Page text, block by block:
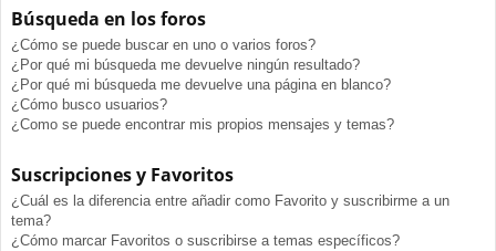
Búsqueda en los foros
¿Cómo se puede buscar en uno o varios foros?
¿Por qué mi búsqueda me devuelve ningún resultado?
¿Por qué mi búsqueda me devuelve una página en blanco?
¿Cómo busco usuarios?
¿Como se puede encontrar mis propios mensajes y temas?
Suscripciones y Favoritos
¿Cuál es la diferencia entre añadir como Favorito y suscribirme a un
tema?
¿Cómo marcar Favoritos o suscribirse a temas específicos?